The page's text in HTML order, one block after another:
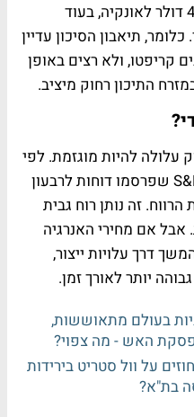
במקביל, הזהב נסחר סביב 4,600 דולר לאונקיה, בעוד
80 אלף דולר. כלומר, תיאבון הסיכון עדיין
קריפטו, ולא רצים באופן
התיכון רחוק מיציב.
להיות מוגזמת. לפי
הנתונים, כ-81% מחברות S&P 500 שפרסמו דוחות לרבעון
זה נותן רוח גבית
אם מחירי האנרגיה
דרך עלויות ייצור,
יותר לאורך זמן.
בעולם מתאוששות,
האש - מה צפוי?
על וול סטריט בירידות
בת"א?